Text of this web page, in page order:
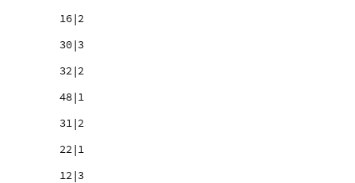
16|2
30|3
32|2
48|1
31|2
22|1
12|3